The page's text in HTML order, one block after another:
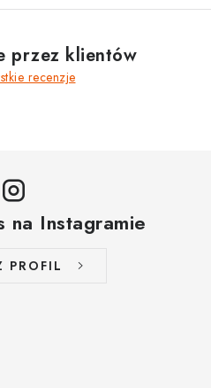
Kontakty
przez klientów
recenzje
na Instagramie
PROFIL